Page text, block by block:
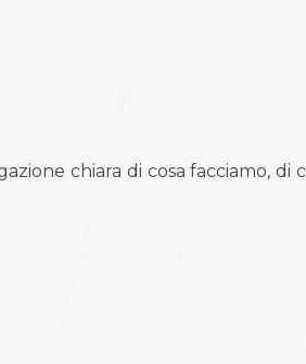
chiara di cosa facciamo,